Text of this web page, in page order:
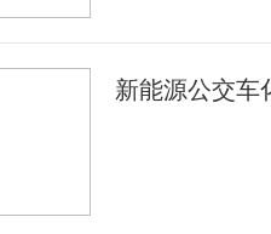
新能源公交车